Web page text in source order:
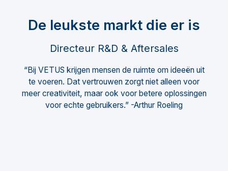
De leukste markt die er is
Directeur R&D & Aftersales
“Bij VETUS krijgen mensen de ruimte om ideeën uit
te voeren. Dat vertrouwen zorgt niet alleen voor
meer creativiteit, maar ook voor betere oplossingen
voor echte gebruikers.” -Arthur Roeling